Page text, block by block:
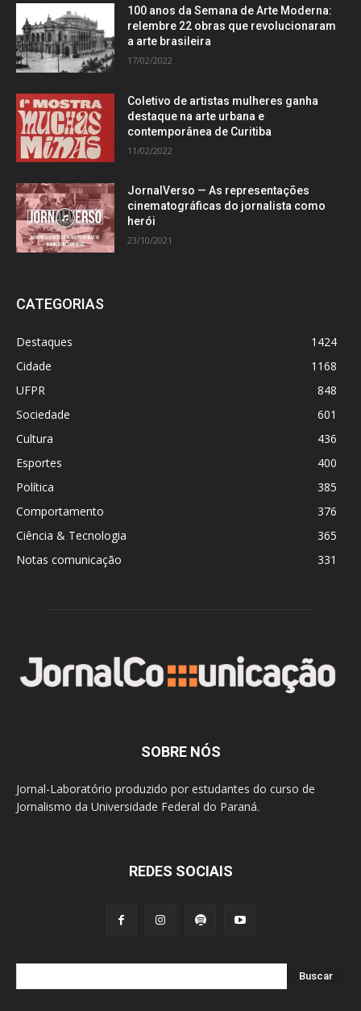
100 anos da Semana de Arte Moderna:
relembre 22 obras que revolucionaram
a arte brasileira
17/02/2022
Coletivo de artistas mulheres ganha
destaque na arte urbana e
contemporânea de Curitiba
11/02/2022
JornalVerso — As representações
cinematográficas do jornalista como
herói
23/10/2021
CATEGORIAS
Destaques
1424
Cidade
1168
UFPR
848
Sociedade
601
Cultura
436
Esportes
400
Política
385
Comportamento
376
Ciência & Tecnologia
365
Notas comunicação
331
SOBRE NÓS
Jornal-Laboratório produzido por estudantes do curso de
Jornalismo da Universidade Federal do Paraná.
REDES SOCIAIS
Buscar